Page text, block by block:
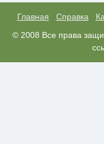
Главная Справка
© 2008 Все праваКоролева
не